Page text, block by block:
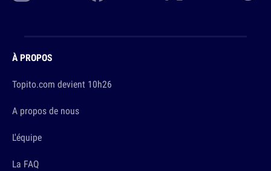
À PROPOS
Topito.com devient 10h26
A propos de nous
L'équipe
La FAQ